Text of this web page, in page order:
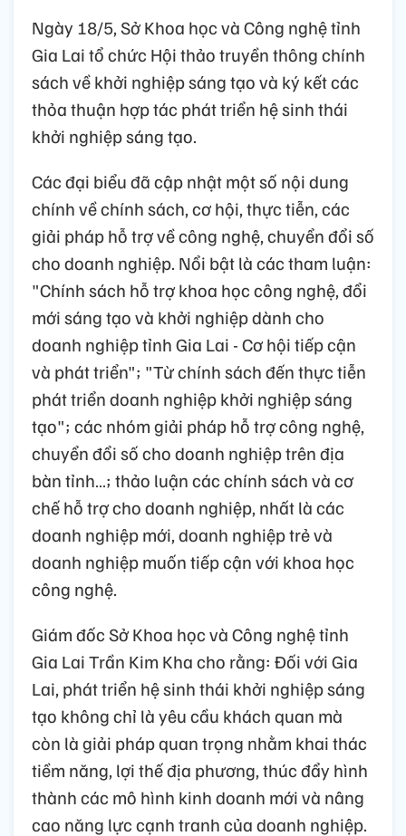
Ngày 18/5, Sở Khoa học và Công nghệ tỉnh
Gia Lai tổ chức Hội thảo truyền thông chính
sách về khởi nghiệp sáng tạo và ký kết các
thỏa thuận hợp tác phát triển hệ sinh thái
khởi nghiệp sáng tạo.
Các đại biểu đã cập nhật một số nội dung
chính về chính sách, cơ hội, thực tiễn, các
giải pháp hỗ trợ về công nghệ, chuyển đổi số
cho doanh nghiệp. Nổi bật là các tham luận:
"Chính sách hỗ trợ khoa học công nghệ, đổi
mới sáng tạo và khởi nghiệp dành cho
doanh nghiệp tỉnh Gia Lai - Cơ hội tiếp cận
và phát triển"; "Từ chính sách đến thực tiễn
phát triển doanh nghiệp khởi nghiệp sáng
tạo"; các nhóm giải pháp hỗ trợ công nghệ,
chuyển đổi số cho doanh nghiệp trên địa
bàn tỉnh…; thảo luận các chính sách và cơ
chế hỗ trợ cho doanh nghiệp, nhất là các
doanh nghiệp mới, doanh nghiệp trẻ và
doanh nghiệp muốn tiếp cận với khoa học
công nghệ.
Giám đốc Sở Khoa học và Công nghệ tỉnh
Gia Lai Trần Kim Kha cho rằng: Đối với Gia
Lai, phát triển hệ sinh thái khởi nghiệp sáng
tạo không chỉ là yêu cầu khách quan mà
còn là giải pháp quan trọng nhằm khai thác
tiềm năng, lợi thế địa phương, thúc đẩy hình
thành các mô hình kinh doanh mới và nâng
cao năng lực cạnh tranh của doanh nghiệp.